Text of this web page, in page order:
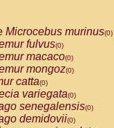
Microcebus murinus(0)
fulvus(0)
macaco(0)
mongoz(0)
catta(0)
variegata(0)
senegalensis(0)
demidovii(0)